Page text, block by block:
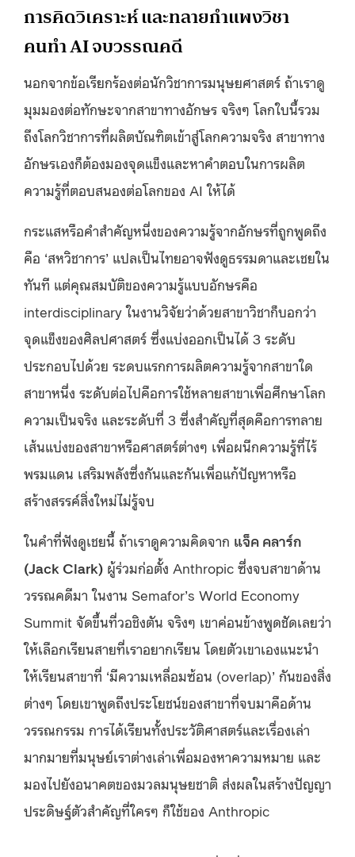
การคิดวิเคราะห์ และทลายกำแพงวิชา
คนทำ AI จบวรรณคดี
นอกจากข้อเรียกร้องต่อนักวิชาการมนุษยศาสตร์ ถ้าเราดู
มุมมองต่อทักษะจากสาขาทางอักษร จริงๆ โลกใบนี้รวม
ถึงโลกวิชาการที่ผลิตบัณฑิตเข้าสู่โลกความจริง สาขาทาง
อักษรเองก็ต้องมองจุดแข็งและหาคำตอบในการผลิต
ความรู้ที่ตอบสนองต่อโลกของ AI ให้ได้
กระแสหรือคำสำคัญหนึ่งของความรู้จากอักษรที่ถูกพูดถึง
คือ ‘สหวิชาการ’ แปลเป็นไทยอาจฟังดูธรรมดาและเชยใน
ทันที แต่คุณสมบัติของความรู้แบบอักษรคือ
interdisciplinary ในงานวิจัยว่าด้วยสาขาวิชาก็บอกว่า
จุดแข็งของศิลปศาสตร์ ซึ่งแบ่งออกเป็นได้ 3 ระดับ
ประกอบไปด้วย ระดบแรกการผลิตความรู้จากสาขาใด
สาขาหนึ่ง ระดับต่อไปคือการใช้หลายสาขาเพื่อศึกษาโลก
ความเป็นจริง และระดับที่ 3 ซึ่งสำคัญที่สุดคือการทลาย
เส้นแบ่งของสาขาหรือศาสตร์ต่างๆ เพื่อผนึกความรู้ที่ไร้
พรมแดน เสริมพลังซึ่งกันและกันเพื่อแก้ปัญหาหรือ
สร้างสรรค์สิ่งใหม่ไม่รู้จบ
ในคำที่ฟังดูเชยนี้ ถ้าเราดูความคิดจาก แจ็ค คลาร์ก
(Jack Clark) ผู้ร่วมก่อตั้ง Anthropic ซึ่งจบสาขาด้าน
วรรณคดีมา ในงาน Semafor’s World Economy
Summit จัดขึ้นที่วอชิงตัน จริงๆ เขาค่อนข้างพูดชัดเลยว่า
ให้เลือกเรียนสายที่เราอยากเรียน โดยตัวเขาเองแนะนำ
ให้เรียนสาขาที่ ‘มีความเหลื่อมซ้อน (overlap)’ กันของสิ่ง
ต่างๆ โดยเขาพูดถึงประโยชน์ของสาขาที่จบมาคือด้าน
วรรณกรรม การได้เรียนทั้งประวัติศาสตร์และเรื่องเล่า
มากมายที่มนุษย์เราต่างเล่าเพื่อมองหาความหมาย และ
มองไปยังอนาคตของมวลมนุษยชาติ ส่งผลในสร้างปัญญา
ประดิษฐ์ตัวสำคัญที่ใครๆ ก็ใช้ของ Anthropic